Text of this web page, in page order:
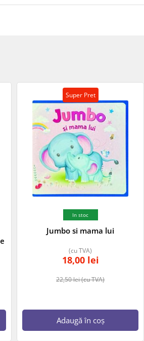
Super Pret
In stoc
Jumbo si mama lui
22,50lei(cu TVA)
18,00 lei
(cu TVA)
Adaugă în coș